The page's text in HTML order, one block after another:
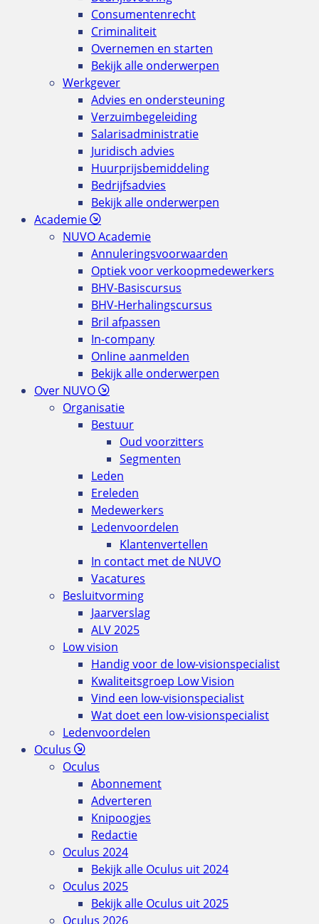
Consumentenrecht
Criminaliteit
Overnemen en starten
Bekijk alle onderwerpen
Werkgever
Advies en ondersteuning
Verzuimbegeleiding
Salarisadministratie
Juridisch advies
Huurprijsbemiddeling
Bedrijfsadvies
Bekijk alle onderwerpen
Academie
NUVO Academie
Annuleringsvoorwaarden
Optiek voor verkoopmedewerkers
BHV-Basiscursus
BHV-Herhalingscursus
Bril afpassen
In-company
Online aanmelden
Bekijk alle onderwerpen
Over NUVO
Organisatie
Bestuur
Oud voorzitters
Segmenten
Leden
Ereleden
Medewerkers
Ledenvoordelen
Klantenvertellen
In contact met de NUVO
Vacatures
Besluitvorming
Jaarverslag
ALV 2025
Low vision
Handig voor de low-visionspecialist
Kwaliteitsgroep Low Vision
Vind een low-visionspecialist
Wat doet een low-visionspecialist
Ledenvoordelen
Oculus
Oculus
Abonnement
Adverteren
Knipoogjes
Redactie
Oculus 2024
Bekijk alle Oculus uit 2024
Oculus 2025
Bekijk alle Oculus uit 2025
Oculus 2026